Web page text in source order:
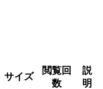
サイズ
閲覧回
数
説
明